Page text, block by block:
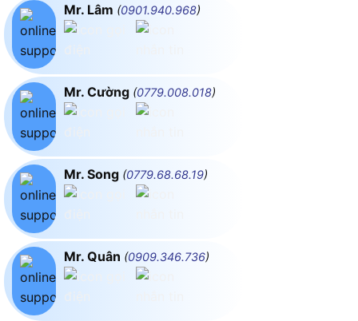
Mr. Lâm (0901.940.968)
Mr. Cường (0779.008.018)
Mr. Song (0779.68.68.19)
Mr. Quân (0909.346.736)